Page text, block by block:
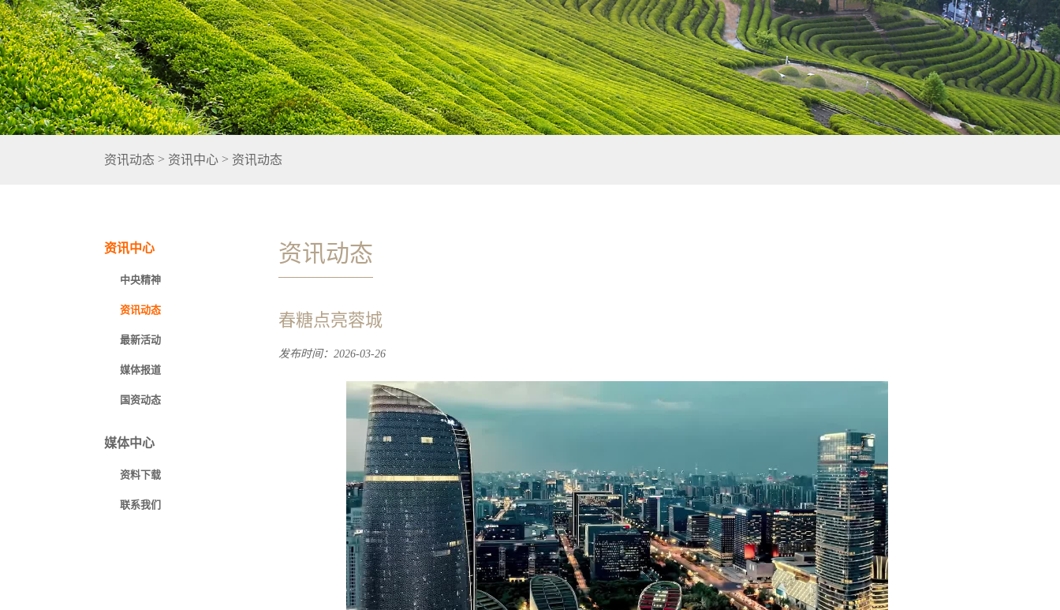
资讯动态 > 资讯中心 > 资讯动态
资讯中心
中央精神
资讯动态
最新活动
媒体报道
国资动态
媒体中心
资料下载
联系我们
资讯动态
春糖点亮蓉城
发布时间：2026-03-26